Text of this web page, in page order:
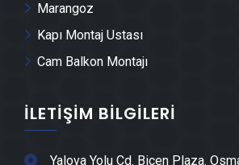
Keles Havuz Yapımı
Marangoz
Kapı Montaj Ustası
Cam Balkon Montajı
İLETIŞIM BILGILERI
Yalova Yolu Cd. Biçen Plaza.